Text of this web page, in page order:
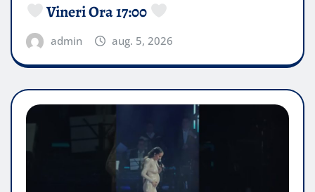
Vineri Ora 17:00
admin aug. 5, 2026